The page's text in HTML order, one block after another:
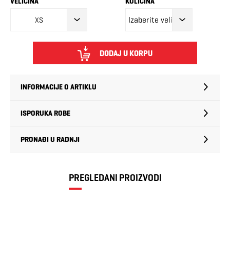
XS
DODAJ U KORPU
INFORMACIJE O ARTIKLU
ISPORUKA ROBE
PRONAĐI U RADNJI
PREGLEDANI PROIZVODI